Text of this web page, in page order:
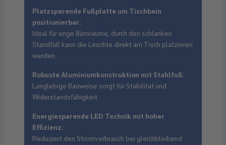
Platzsparende Fußplatte um Tischbein
positionierbar:
Ideal für enge Büroräume, durch den schlanken
Standfuß kann die Leuchte direkt am Tisch platzieren
werden.
Robuste Aluminiumkonstruktion mit Stahlfuß:
Langlebige Bauweise sorgt für Stabilität und
Widerstandsfähigkeit.
Energiesparende LED Technik mit hoher
Effizienz:
Reduziert den Stromverbrauch bei gleichbleibend